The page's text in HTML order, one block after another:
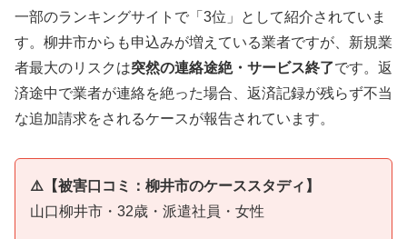
一部のランキングサイトで「3位」として紹介されていま
す。柳井市からも申込みが増えている業者ですが、新規業
者最大のリスクは突然の連絡途絶・サービス終了です。返
済途中で業者が連絡を絶った場合、返済記録が残らず不当
な追加請求をされるケースが報告されています。
⚠️【被害口コミ：柳井市のケーススタディ】
山口柳井市・32歳・派遣社員・女性